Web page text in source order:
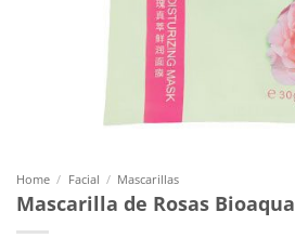
Home / Facial / Mascarillas
Mascarilla de Rosas Bioaqua